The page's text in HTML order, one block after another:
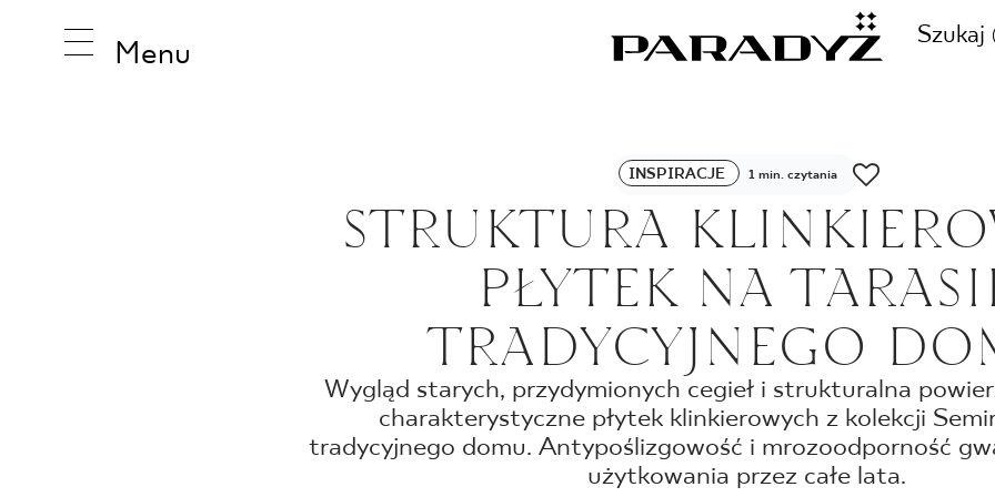
Menu
Szukaj
INSPIRACJE
PRODUKTY
KOLEKCJE
ZADZWOŃ DO NAS
+48
SKLEP INTERNETOWY
44
INSPIRACJE 1 min. czytania
STRUKTURA
PŁYTEK NA
TRADYCYJNEGO
Wygląd starych, przydymionych cegieł i strukturalna
charakterystyczne płytek klinkierowych z kolekcji
tradycyjnego domu. Antypoślizgowość i mrozoodporność
użytkowania przez całe lata.